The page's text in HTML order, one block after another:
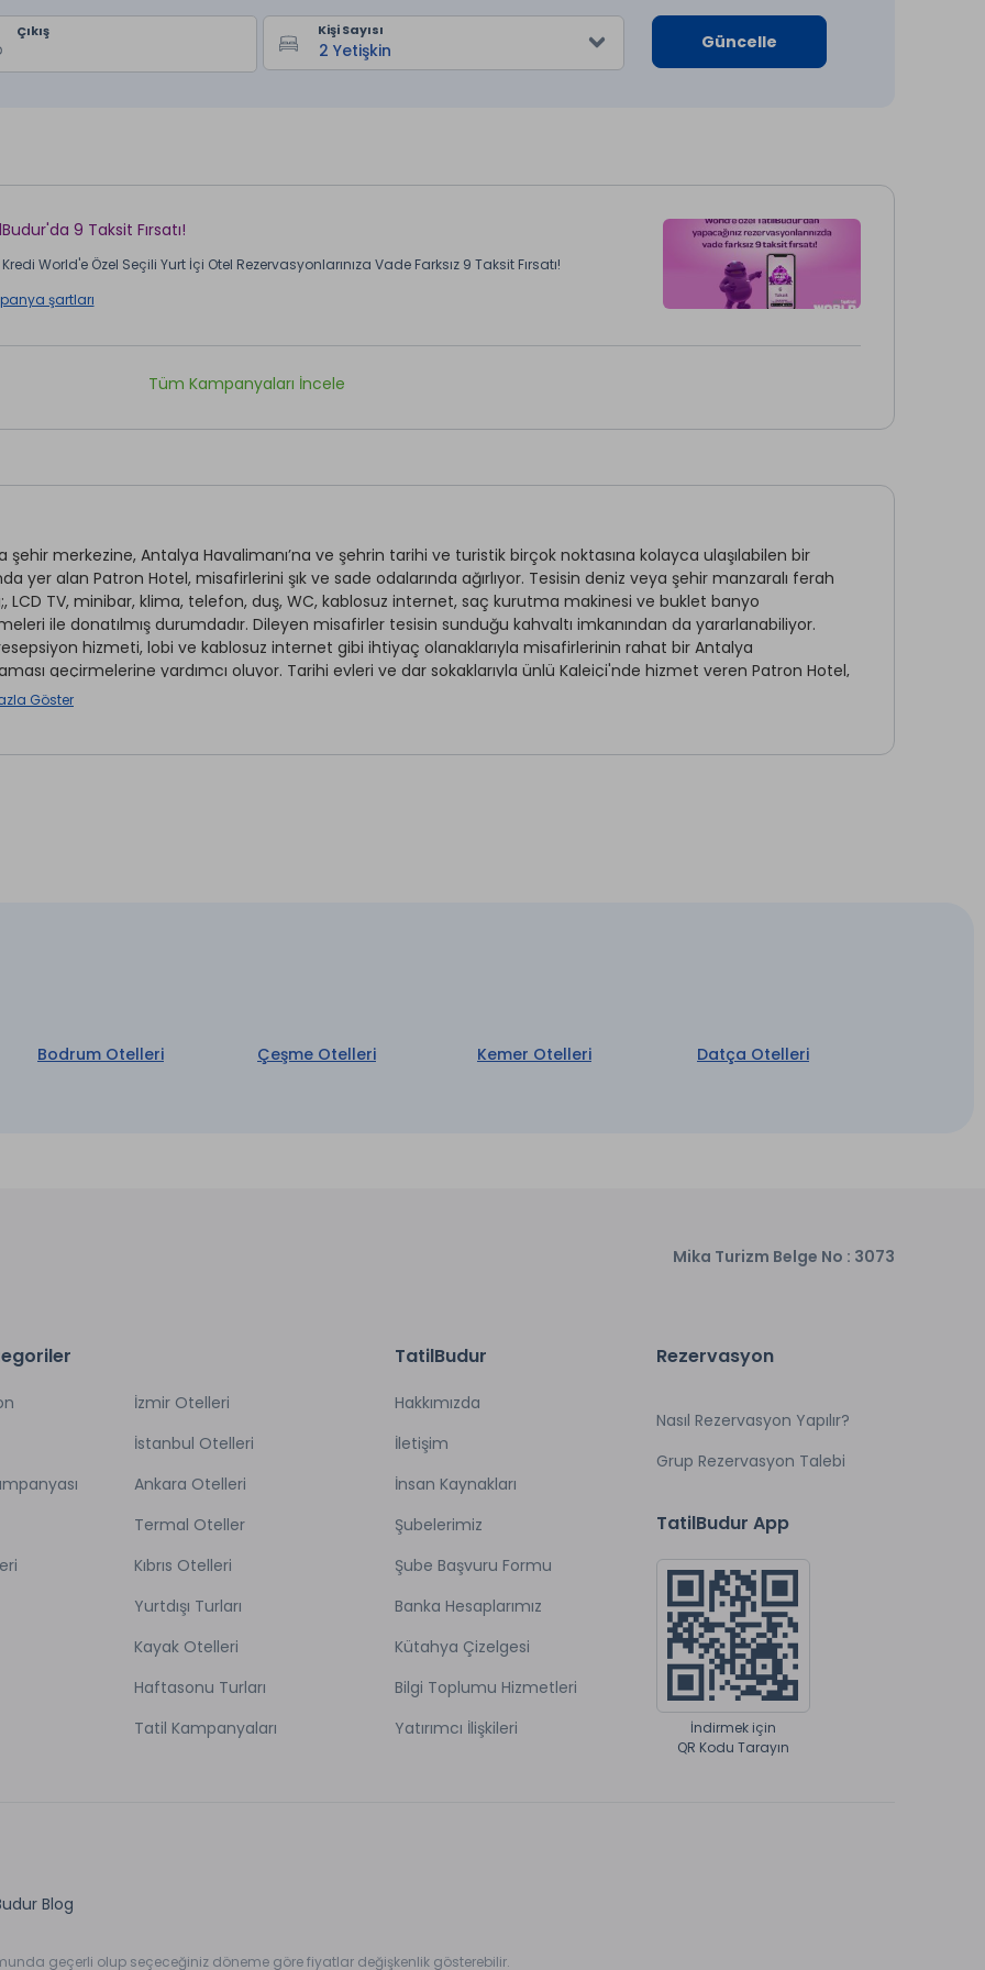
Çıkış Kişi Sayısı
Güncelle
9 Taksit Fırsatı!
Kredi World'e Özel Seçili Yurt İçi Otel Rezervasyonlarınıza Vade Farksız 9 Taksit Fırsatı!
şartları
Tüm Kampanyaları İncele
şehir merkezine, Antalya Havalimanı’na ve şehrin tarihi ve turistik birçok noktasına kolayca ulaşılabilen bir
yer alan Patron Hotel, misafirlerini şık ve sade odalarında ağırlıyor. Tesisin deniz veya şehir manzaralı ferah
LCD TV, minibar, klima, telefon, duş, WC, kablosuz internet, saç kurutma makinesi ve buklet banyo
ile donatılmış durumdadır. Dileyen misafirler tesisin sunduğu kahvaltı imkanından da yararlanabiliyor.
hizmeti, lobi ve kablosuz internet gibi ihtiyaç olanaklarıyla misafirlerinin rahat bir Antalya
geçirmelerine yardımcı oluyor. Tarihi evleri ve dar sokaklarıyla ünlü Kaleiçi'nde hizmet veren Patron Hotel,
şık ve sade odalarıyla misafirlerine konforlu bir konaklama sunuyor. Tesis saat kulesi ve yat limanına
Göster
Bodrum Otelleri Çeşme Otelleri Kemer Otelleri Datça Otelleri
Mika Turizm Belge No : 3073
İzmir Otelleri
İstanbul Otelleri
Ankara Otelleri
Termal Oteller
Kıbrıs Otelleri
Yurtdışı Turları
Kayak Otelleri
Haftasonu Turları
Tatil Kampanyaları
TatilBudur
Hakkımızda
İletişim
İnsan Kaynakları
Şubelerimiz
Şube Başvuru Formu
Banka Hesaplarımız
Kütahya Çizelgesi
Bilgi Toplumu Hizmetleri
Yatırımcı İlişkileri
Rezervasyon
Nasıl Rezervasyon Yapılır?
Grup Rezervasyon Talebi
TatilBudur App
İndirmek için
QR Kodu Tarayın
Blog
geçerli olup seçeceğiniz döneme göre fiyatlar değişkenlik gösterebilir.